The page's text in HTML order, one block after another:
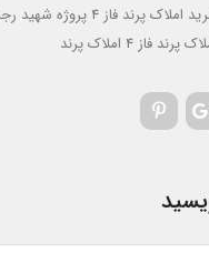
املاک پرند فاز 4 پروژه شهید رجایی
پرند فاز 4 املاک پرند